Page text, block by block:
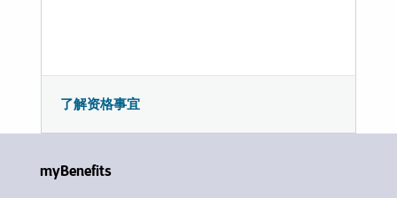
了解资格事宜
myBenefits